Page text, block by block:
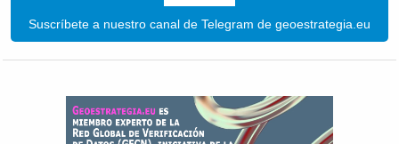
Suscríbete a nuestro canal de Telegram de geoestrategia.eu